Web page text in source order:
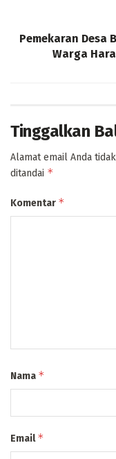
Pemekaran Desa
Warga
Tinggalkan
Alamat email Anda
ditandai *
Komentar *
Nama *
Email*